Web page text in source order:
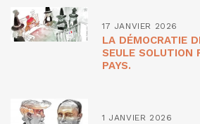
17 JANVIER 2026
LA DÉMOCRATIE
SEULE SOLUTION
PAYS.
1 JANVIER 2026